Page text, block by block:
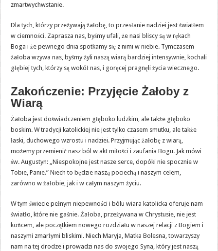
zmartwychwstanie.
Dla tych, którzy przeżywają żałobę, to przesłanie nadziei jest światłem
w ciemności. Zaprasza nas, byśmy ufali, że nasi bliscy są w rękach
Boga i że pewnego dnia spotkamy się z nimi w niebie. Tymczasem
żałoba wzywa nas, byśmy żyli naszą wiarą bardziej intensywnie, kochali
głębiej tych, którzy są wokół nas, i goręcej pragnęli życia wiecznego.
Zakończenie: Przyjęcie Żałoby z
Wiarą
Żałoba jest doświadczeniem głęboko ludzkim, ale także głęboko
boskim. W tradycji katolickiej nie jest tylko czasem smutku, ale także
łaski, duchowego wzrostu i nadziei. Przyjmując żałobę z wiarą,
możemy przemienić nasz ból w akt miłości i zaufania Bogu. Jak mówi
św. Augustyn: „Niespokojne jest nasze serce, dopóki nie spocznie w
Tobie, Panie.” Niech to będzie naszą pociechą i naszym celem,
zarówno w żałobie, jak i w całym naszym życiu.
W tym świecie pełnym niepewności i bólu wiara katolicka oferuje nam
światło, które nie gaśnie. Żałoba, przeżywana w Chrystusie, nie jest
końcem, ale początkiem nowego rozdziału w naszej relacji z Bogiem i
naszymi zmarłymi bliskimi. Niech Maryja, Matka Bolesna, towarzyszy
nam na tej drodze i prowadzi nas do swojego Syna, który jest naszą